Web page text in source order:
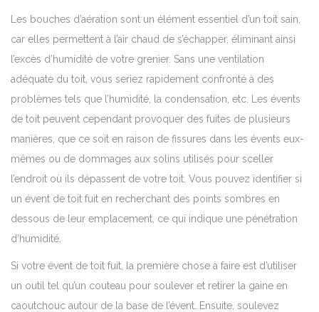
Les bouches d’aération sont un élément essentiel d’un toit sain,
car elles permettent à l’air chaud de s’échapper, éliminant ainsi
l’excès d’humidité de votre grenier. Sans une ventilation
adéquate du toit, vous seriez rapidement confronté à des
problèmes tels que l’humidité, la condensation, etc. Les évents
de toit peuvent cependant provoquer des fuites de plusieurs
manières, que ce soit en raison de fissures dans les évents eux-
mêmes ou de dommages aux solins utilisés pour sceller
l’endroit où ils dépassent de votre toit. Vous pouvez identifier si
un évent de toit fuit en recherchant des points sombres en
dessous de leur emplacement, ce qui indique une pénétration
d’humidité.
Si votre évent de toit fuit, la première chose à faire est d’utiliser
un outil tel qu’un couteau pour soulever et retirer la gaine en
caoutchouc autour de la base de l’évent. Ensuite, soulevez